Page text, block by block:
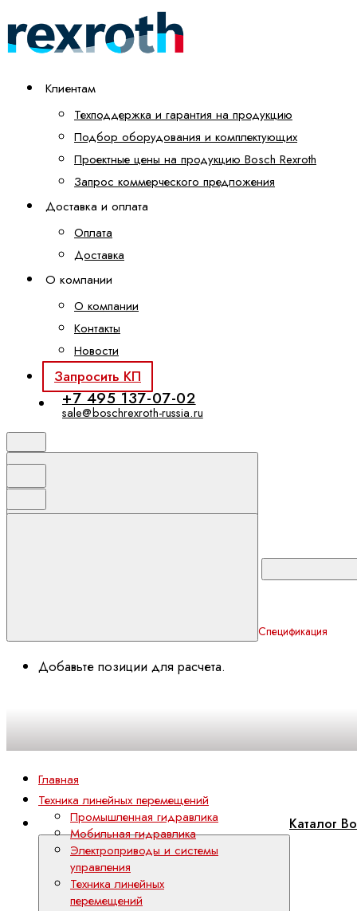
Клиентам
Техподдержка и гарантия на продукцию
Подбор оборудования и комплектующих
Проектные цены на продукцию Bosch Rexroth
Запрос коммерческого предложения
Доставка и оплата
Оплата
Доставка
О компании
О компании
Контакты
Новости
Запросить КП
+7 495 137-07-02
sale@boschrexroth-russia.ru
Спецификация
Добавьте позиции для расчета.
Каталог
Главная
Техника линейных перемещений
Промышленная гидравлика
Мобильная гидравлика
Электроприводы и системы
управления
Техника линейных
перемещений